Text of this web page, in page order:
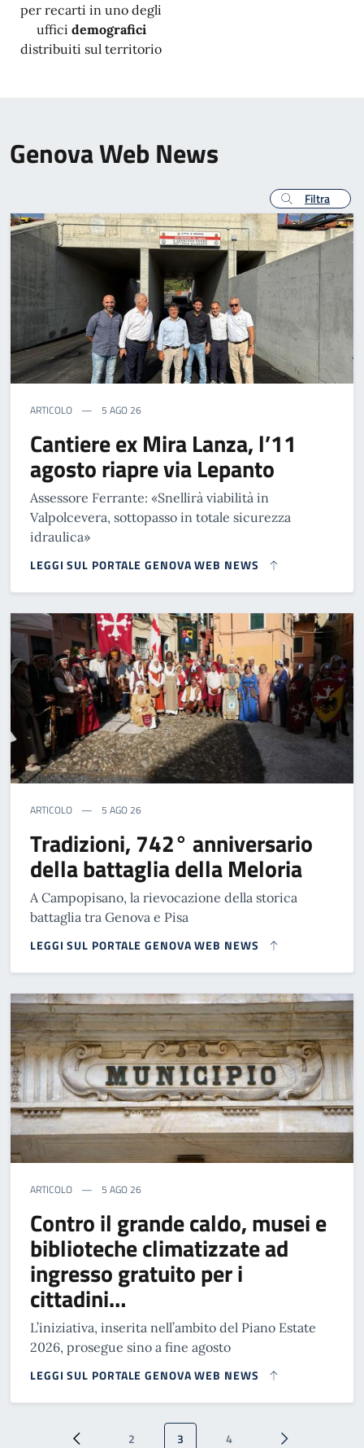
per recarti in uno degli
uffici demografici
distribuiti sul territorio
Genova Web News
Filtra
ARTICOLO 5 AGO 26
Cantiere ex Mira Lanza, l’11
agosto riapre via Lepanto
Assessore Ferrante: «Snellirà viabilità in
Valpolcevera, sottopasso in totale sicurezza
idraulica»
LEGGI SUL PORTALE GENOVA WEB NEWS
ARTICOLO 5 AGO 26
Tradizioni, 742° anniversario
della battaglia della Meloria
A Campopisano, la rievocazione della storica
battaglia tra Genova e Pisa
LEGGI SUL PORTALE GENOVA WEB NEWS
ARTICOLO 5 AGO 26
Contro il grande caldo, musei e
biblioteche climatizzate ad
ingresso gratuito per i
cittadini…
L’iniziativa, inserita nell’ambito del Piano Estate
2026, prosegue sino a fine agosto
LEGGI SUL PORTALE GENOVA WEB NEWS
Paginazione 2 3 4